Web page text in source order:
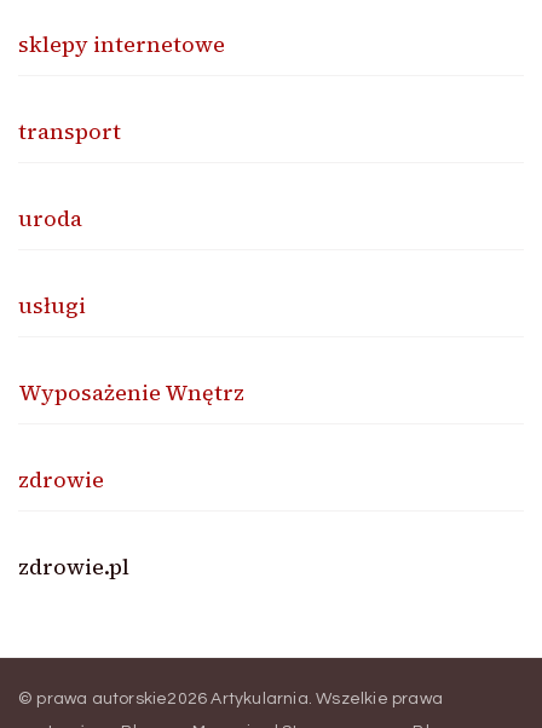
sklepy internetowe
transport
uroda
usługi
Wyposażenie Wnętrz
zdrowie
zdrowie.pl
© prawa autorskie2026Artykularnia. Wszelkie prawa